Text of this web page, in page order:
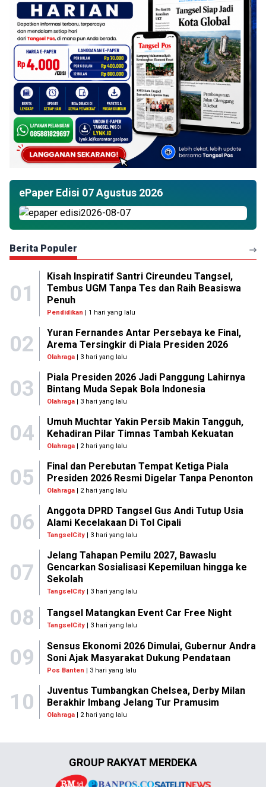
ePaper Edisi 07 Agustus 2026
Berita Populer
01
Kisah Inspiratif Santri Cireundeu Tangsel,
Tembus UGM Tanpa Tes dan Raih Beasiswa
Penuh
Pendidikan | 1 hari yang lalu
02
Yuran Fernandes Antar Persebaya ke Final,
Arema Tersingkir di Piala Presiden 2026
Olahraga| 3 hari yang lalu
03
Piala Presiden 2026 Jadi Panggung Lahirnya
Bintang Muda Sepak Bola Indonesia
Olahraga| 3 hari yang lalu
04
Umuh Muchtar Yakin Persib Makin Tangguh,
Kehadiran Pilar Timnas Tambah Kekuatan
Olahraga| 2 hari yang lalu
05
Final dan Perebutan Tempat Ketiga Piala
Presiden 2026 Resmi Digelar Tanpa Penonton
Olahraga| 2 hari yang lalu
06
Anggota DPRD Tangsel Gus Andi Tutup Usia
Alami Kecelakaan Di Tol Cipali
TangselCity| 3 hari yang lalu
07
Jelang Tahapan Pemilu 2027, Bawaslu
Gencarkan Sosialisasi Kepemiluan hingga ke
Sekolah
TangselCity| 3 hari yang lalu
08 Tangsel Matangkan Event Car Free Night
TangselCity | 3 hari yang lalu
09
Sensus Ekonomi 2026 Dimulai, Gubernur Andra
Soni Ajak Masyarakat Dukung Pendataan
Pos Banten | 3 hari yang lalu
10
Juventus Tumbangkan Chelsea, Derby Milan
Berakhir Imbang Jelang Tur Pramusim
Olahraga| 2 hari yang lalu
GROUP RAKYAT MERDEKA